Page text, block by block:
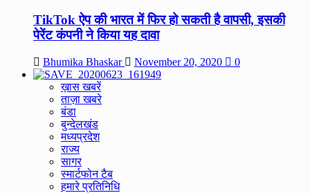
TikTok ऐप की भारत में फिर हो सकती है वापसी, इसकी
पेरेंट कंपनी ने किया यह दावा
Bhumika Bhaskar November 20, 2020 0
ख़ास खबरें
ताज़ा खबरे
बंडा
बुन्देलखंड
मध्यप्रदेश
राज्य
सागर
स्मार्टफोन टैब
हमारे प्रतिनिधि